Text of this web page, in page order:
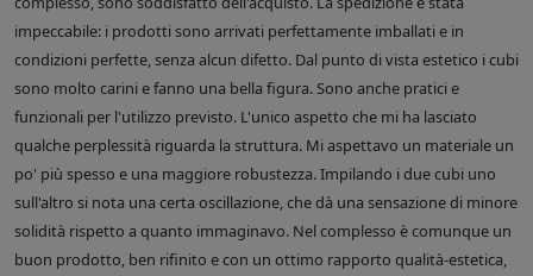
impeccabile: i prodotti sono arrivati perfettamente imballati e in
condizioni perfette, senza alcun difetto. Dal punto di vista estetico i cubi
sono molto carini e fanno una bella figura. Sono anche pratici e
funzionali per l'utilizzo previsto. L'unico aspetto che mi ha lasciato
qualche perplessità riguarda la struttura. Mi aspettavo un materiale un
po' più spesso e una maggiore robustezza. Impilando i due cubi uno
sull'altro si nota una certa oscillazione, che dà una sensazione di minore
solidità rispetto a quanto immaginavo. Nel complesso è comunque un
buon prodotto, ben rifinito e con un ottimo rapporto qualità-estetica,